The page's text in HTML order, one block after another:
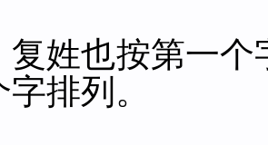
复姓也按第一
排列。